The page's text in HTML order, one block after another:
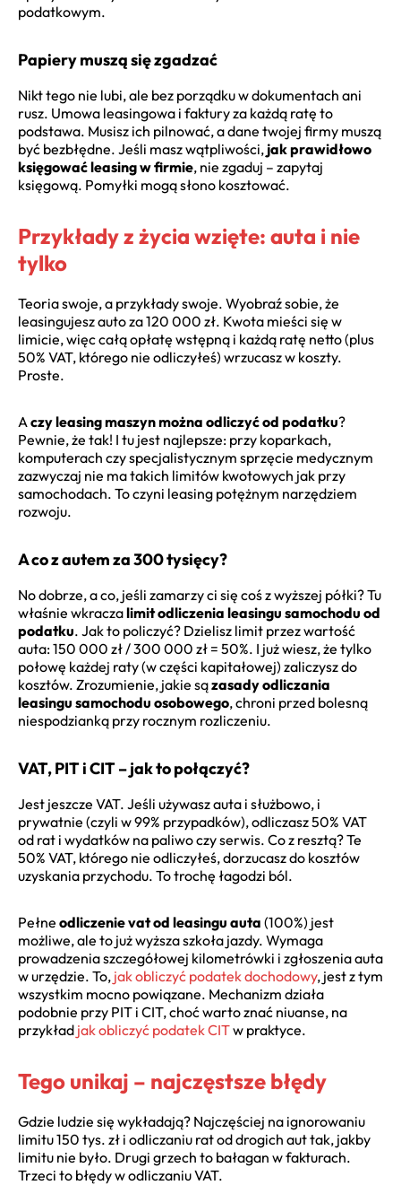
podatkowym.
Papiery muszą się zgadzać
Nikt tego nie lubi, ale bez porządku w dokumentach ani
rusz. Umowa leasingowa i faktury za każdą ratę to
podstawa. Musisz ich pilnować, a dane twojej firmy muszą
być bezbłędne. Jeśli masz wątpliwości, jak prawidłowo
księgować leasing w firmie, nie zgaduj – zapytaj
księgową. Pomyłki mogą słono kosztować.
Przykłady z życia wzięte: auta i nie
tylko
Teoria swoje, a przykłady swoje. Wyobraź sobie, że
leasingujesz auto za 120 000 zł. Kwota mieści się w
limicie, więc całą opłatę wstępną i każdą ratę netto (plus
50% VAT, którego nie odliczyłeś) wrzucasz w koszty.
Proste.
A czy leasing maszyn można odliczyć od podatku?
Pewnie, że tak! I tu jest najlepsze: przy koparkach,
komputerach czy specjalistycznym sprzęcie medycznym
zazwyczaj nie ma takich limitów kwotowych jak przy
samochodach. To czyni leasing potężnym narzędziem
rozwoju.
A co z autem za 300 tysięcy?
No dobrze, a co, jeśli zamarzy ci się coś z wyższej półki? Tu
właśnie wkraczalimit odliczenia leasingu samochodu od
podatku. Jak to policzyć? Dzielisz limit przez wartość
auta: 150 000 zł / 300 000 zł = 50%. I już wiesz, że tylko
połowę każdej raty (w części kapitałowej) zaliczysz do
kosztów. Zrozumienie, jakie sązasady odliczania
leasingu samochodu osobowego, chroni przed bolesną
niespodzianką przy rocznym rozliczeniu.
VAT, PIT i CIT – jak to połączyć?
Jest jeszcze VAT. Jeśli używasz auta i służbowo, i
prywatnie (czyli w 99% przypadków), odliczasz 50% VAT
od rat i wydatków na paliwo czy serwis. Co z resztą? Te
50% VAT, którego nie odliczyłeś, dorzucasz do kosztów
uzyskania przychodu. To trochę łagodzi ból.
Pełne odliczenie vat od leasingu auta (100%) jest
możliwe, ale to już wyższa szkoła jazdy. Wymaga
prowadzenia szczegółowej kilometrówki i zgłoszenia auta
w urzędzie. To, jak obliczyć podatek dochodowy, jest z tym
wszystkim mocno powiązane. Mechanizm działa
podobnie przy PIT i CIT, choć warto znać niuanse, na
przykład jak obliczyć podatek CITw praktyce.
Tego unikaj – najczęstsze błędy
Gdzie ludzie się wykładają? Najczęściej na ignorowaniu
limitu 150 tys. zł i odliczaniu rat od drogich aut tak, jakby
limitu nie było. Drugi grzech to bałagan w fakturach.
Trzeci to błędy w odliczaniu VAT.